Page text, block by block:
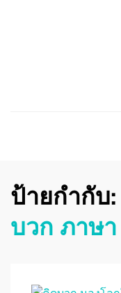
ป้ายกำกับ:
บวก ภาษ